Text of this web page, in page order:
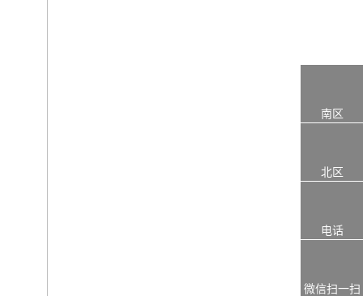
南区
北区
电话
微信扫一扫